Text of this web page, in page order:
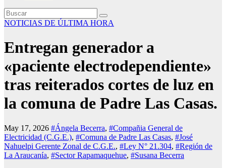
NOTICIAS DE ÚLTIMA HORA
Entregan generador a
«paciente electrodependiente»
tras reiterados cortes de luz en
la comuna de Padre Las Casas.
May 17, 2026 #Ángela Becerra, #Compañia General de
Electricidad (C.G.E.), #Comuna de Padre Las Casas, #José
Nahuelpi Gerente Zonal de C.G.E., #Ley N° 21.304, #Región de
La Araucanía, #Sector Rapamaquehue, #Susana Becerra